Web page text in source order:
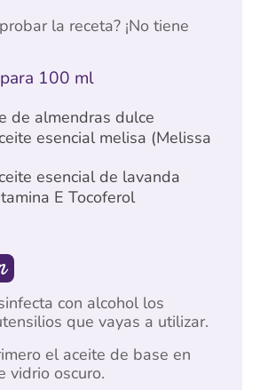
la receta? ¡No tiene
100 ml
de almendras dulce
esencial melisa (Melissa
esencial de lavanda
E Tocoferol
con alcohol los
que vayas a utilizar.
el aceite de base en
vidrio oscuro.